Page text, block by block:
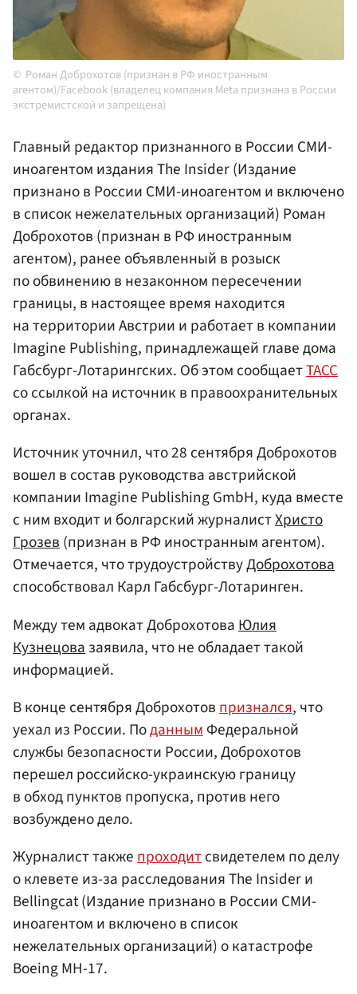
Роман Доброхотов (признан в РФ иностранным
агентом)/Facebook (владелец компания Meta признана в России
экстремистской и запрещена)
Главный редактор признанного в России СМИ-
иноагентом издания The Insider (Издание
признано в России СМИ-иноагентом и включено
в список нежелательных организаций) Роман
Доброхотов (признан в РФ иностранным
агентом), ранее объявленный в розыск
по обвинению в незаконном пересечении
границы, в настоящее время находится
на территории Австрии и работает в компании
Imagine Publishing, принадлежащей главе дома
Габсбург-Лотарингских. Об этом сообщаетТАСС
со ссылкой на источник в правоохранительных
органах.
Источник уточнил, что 28 сентября Доброхотов
вошел в состав руководства австрийской
компании Imagine Publishing GmbH, куда вместе
с ним входит и болгарский журналистХристо
Грозев(признан в РФ иностранным агентом).
Отмечается, что трудоустройствуДоброхотова
способствовал Карл Габсбург-Лотаринген.
Между тем адвокат Доброхотова Юлия
Кузнецова заявила, что не обладает такой
информацией.
В конце сентября Доброхотовпризнался, что
уехал из России. ПоданнымФедеральной
службы безопасности России, Доброхотов
перешел российско-украинскую границу
в обход пунктов пропуска, против него
возбуждено дело.
Журналист такжепроходитсвидетелем по делу
о клевете из-за расследования The Insider и
Bellingcat (Издание признано в России СМИ-
иноагентом и включено в список
нежелательных организаций) о катастрофе
Boeing МН-17.